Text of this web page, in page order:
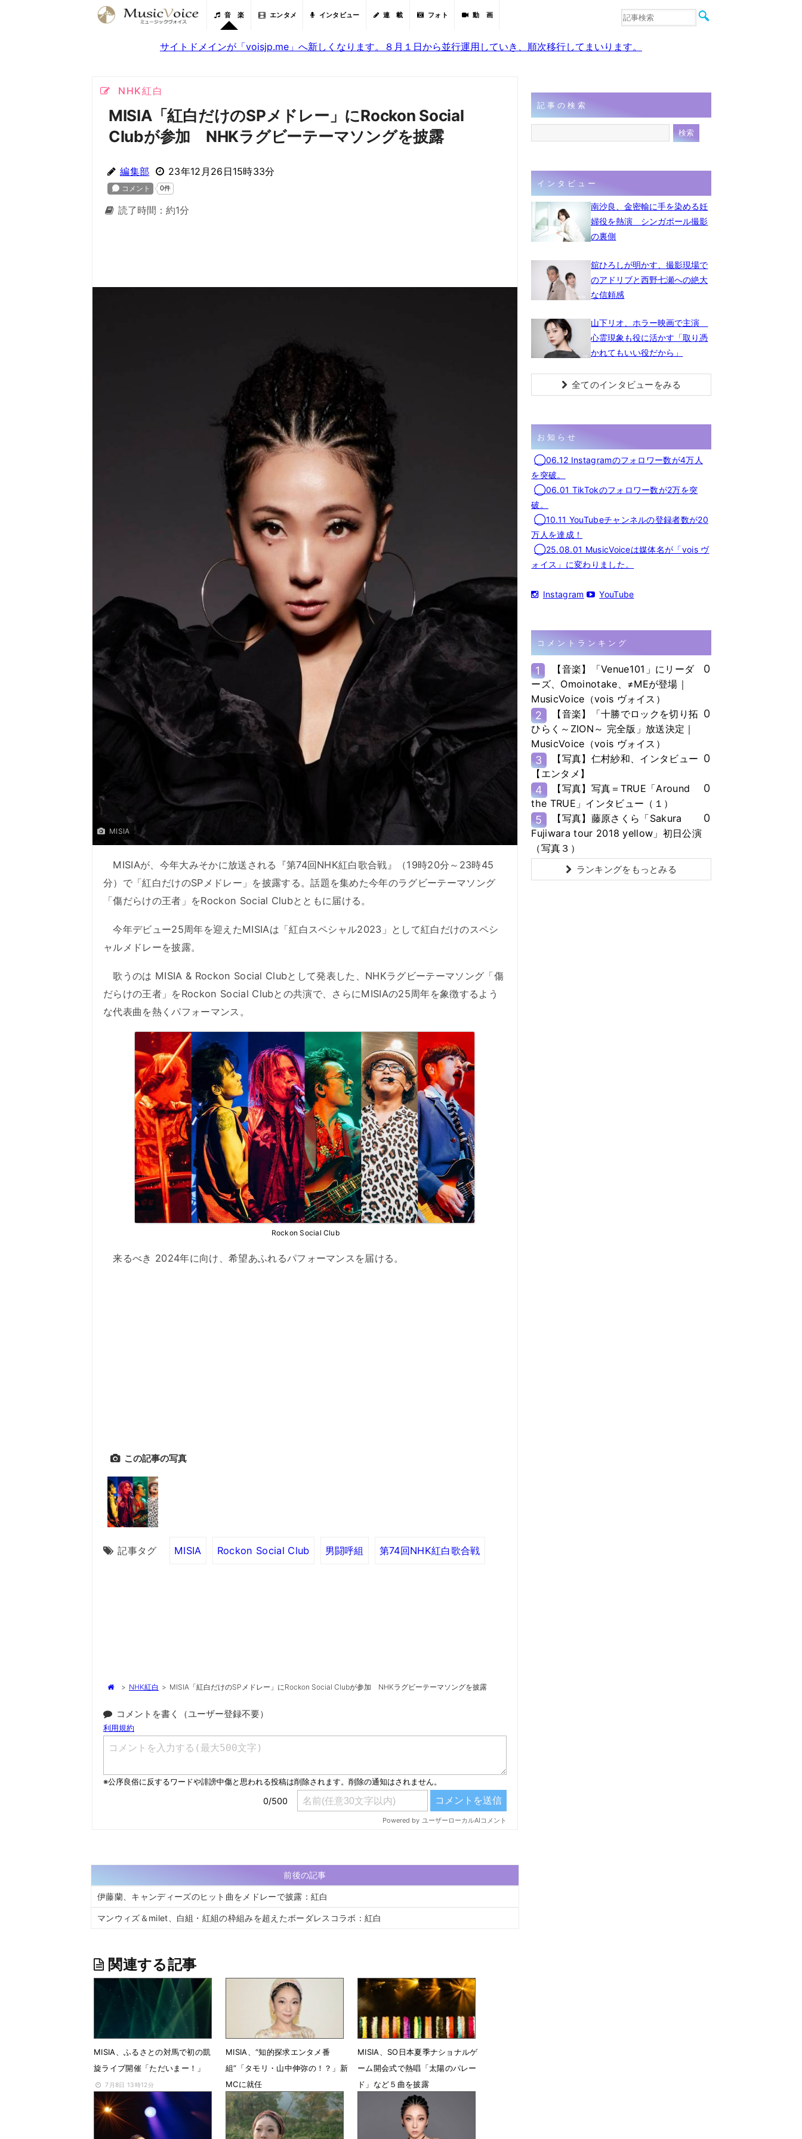
音 楽 エンタメ インタビュー 連 載 フォト 動 画
音楽
サイトドメインが「voisjp.me」へ新しくなります。８月１日から並行運用していき、順次移行してまいります。
NHK紅白
MISIA「紅白だけのSPメドレー」にRockon Social
Clubが参加 NHKラグビーテーマソングを披露
編集部 23年12月26日15時33分
読了時間：約1分
MISIA
MISIAが、今年大みそかに放送される『第74回NHK紅白歌合戦』（19時20分～23時45
分）で「紅白だけのSPメドレー」を披露する。話題を集めた今年のラグビーテーマソング
「傷だらけの王者」をRockon Social Clubとともに届ける。
今年デビュー25周年を迎えたMISIAは「紅白スペシャル2023」として紅白だけのスペシ
ャルメドレーを披露。
歌うのは MISIA & Rockon Social Clubとして発表した、NHKラグビーテーマソング「傷
だらけの王者」をRockon Social Clubとの共演で、さらにMISIAの25周年を象徴するよう
な代表曲を熱くパフォーマンス。
Rockon Social Club
来るべき 2024年に向け、希望あふれるパフォーマンスを届ける。
この記事の写真
記事タグ MISIA Rockon Social Club 男闘呼組 第74回NHK紅白歌合戦
> NHK紅白 > MISIA「紅白だけのSPメドレー」にRockon Social Clubが参加 NHKラグビーテーマソングを披露
コメントを書く（ユーザー登録不要）
前後の記事
伊藤蘭、キャンディーズのヒット曲をメドレーで披露：紅白
マンウィズ＆milet、白組・紅組の枠組みを超えたボーダレスコラボ：紅白
関連する記事
MISIA、ふるさとの対馬で初の凱
旋ライブ開催「ただいまー！」
7月8日 13時12分
MISIA、“知的探求エンタメ番
組”「タモリ・山中伸弥の！？」新
MCに就任
6月24日 18時30分
MISIA、SO日本夏季ナショナルゲ
ーム開会式で熱唱「太陽のパレー
ド」など５曲を披露
6月6日 12時04分
記事の検索
インタビュー
南沙良、金密輸に手を染める妊
婦役を熱演 シンガポール撮影
の裏側
舘ひろしが明かす、撮影現場で
のアドリブと西野七瀬への絶大
な信頼感
山下リオ、ホラー映画で主演
心霊現象も役に活かす「取り憑
かれてもいい役だから」
全てのインタビューをみる
お知らせ
◯06.12 Instagramのフォロワー数が4万人
を突破。
◯06.01 TikTokのフォロワー数が2万を突
破。
◯10.11 YouTubeチャンネルの登録者数が20
万人を達成！
◯25.08.01 MusicVoiceは媒体名が「vois ヴ
ォイス」に変わりました。
Instagram YouTube
コメントランキング
1
【音楽】「Venue101」にリーダ
ーズ、Omoinotake、≠MEが登場｜
MusicVoice（vois ヴォイス）
0
2
【音楽】「十勝でロックを切り拓
ひらく～ZION～ 完全版」放送決定｜
MusicVoice（vois ヴォイス）
0
3
【写真】仁村紗和、インタビュー
【エンタメ】
0
4
【写真】写真＝TRUE「Around
the TRUE」インタビュー（１）
0
5
【写真】藤原さくら「Sakura
Fujiwara tour 2018 yellow」初日公演
（写真３）
0
ランキングをもっとみる